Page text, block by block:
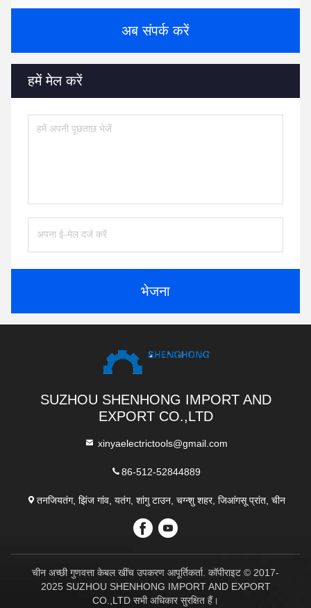
अब संपर्क करें
हमें मेल करें
भेजना
SUZHOU SHENHONG IMPORT AND
EXPORT CO.,LTD
xinyaelectrictools@gmail.com
86-512-52844889
तनजियतंग, झिंज गांव, यतंग, शांगु टाउन, चग्न्शु शहर, जिआंगसू प्रांत, चीन
चीन अच्छी गुणवत्ता केबल खींच उपकरण आपूर्तिकर्ता. कॉपीराइट © 2017-
2025 SUZHOU SHENHONG IMPORT AND EXPORT
CO.,LTD सभी अधिकार सुरक्षित हैं।